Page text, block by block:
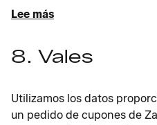
Lee más
8. Vales
Utilizamos los datos
un pedido de cupones de